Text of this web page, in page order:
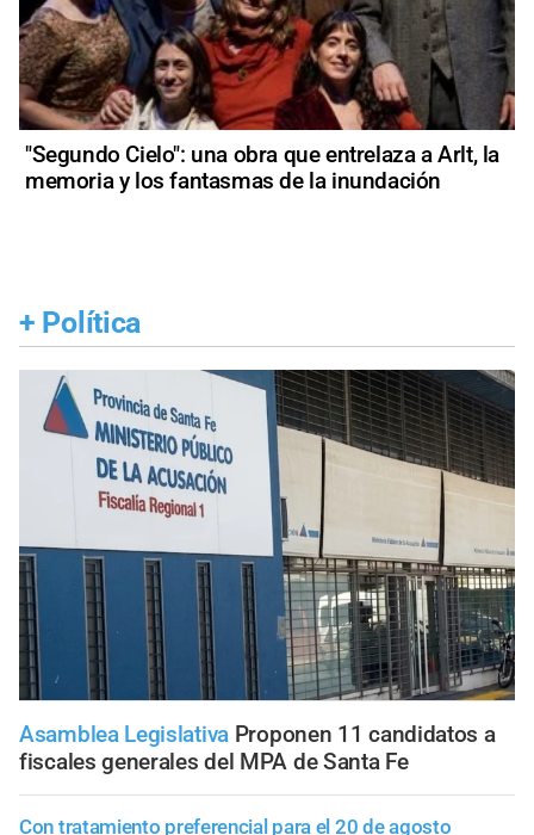
"Segundo Cielo": una obra que entrelaza a Arlt, la
memoria y los fantasmas de la inundación
+ Política
Asamblea Legislativa Proponen 11 candidatos a
fiscales generales del MPA de Santa Fe
Con tratamiento preferencial para el 20 de agosto